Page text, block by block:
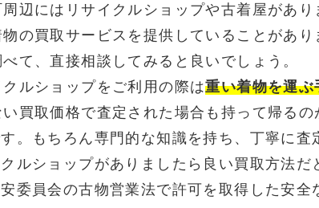
周辺にはリサイクルショップや古着屋があ
物の買取サービスを提供していることがあ
て、直接相談してみると良いでしょう。
クルショップをご利用の際は重い着物を運
い買取価格で査定された場合も持って帰る
。もちろん専門的な知識を持ち、丁寧に査
ルショップがありましたら良い買取方法
委員会の古物営業法で許可を取得した安全